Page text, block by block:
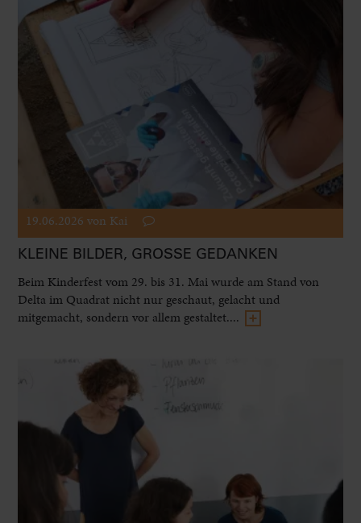
19.06.2026 von Kai
KLEINE BILDER, GROSSE GEDANKEN
Beim Kinderfest vom 29. bis 31. Mai wurde am Stand von
Delta im Quadrat nicht nur geschaut, gelacht und
mitgemacht, sondern vor allem gestaltet....